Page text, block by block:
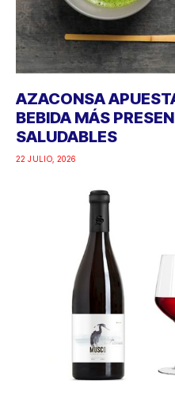
AZACONSA
BEBIDA MÁS
SALUDABLES
22 JULIO, 2026